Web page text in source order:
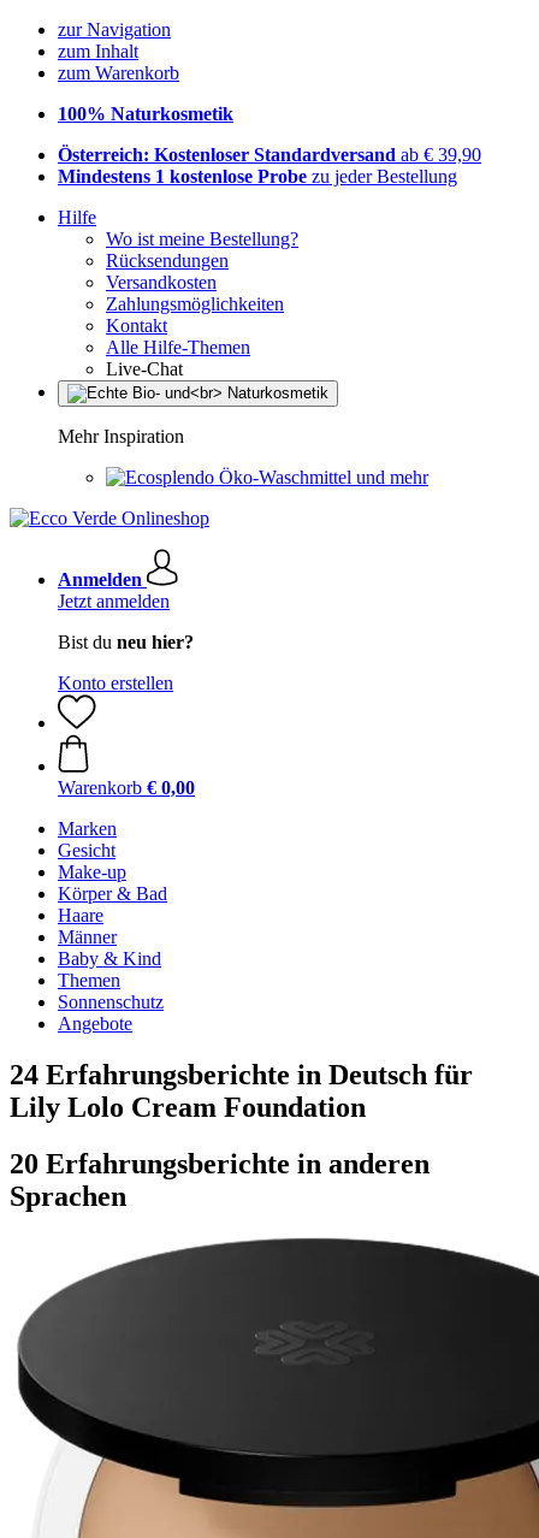
zur Navigation
zum Inhalt
zum Warenkorb
100% Naturkosmetik
Österreich: Kostenloser Standardversand ab € 39,90
Mindestens 1 kostenlose Probe zu jeder Bestellung
Hilfe
Wo ist meine Bestellung?
Rücksendungen
Versandkosten
Zahlungsmöglichkeiten
Kontakt
Alle Hilfe-Themen
Live-Chat
Mehr Inspiration
Öko-Waschmittel und mehr
Anmelden
Jetzt anmelden
Bist du neu hier?
Konto erstellen
Warenkorb € 0,00
Marken
Gesicht
Make-up
Körper & Bad
Haare
Männer
Baby & Kind
Themen
Sonnenschutz
Angebote
24 Erfahrungsberichte in Deutsch für
Lily Lolo Cream Foundation
20 Erfahrungsberichte in anderen
Sprachen